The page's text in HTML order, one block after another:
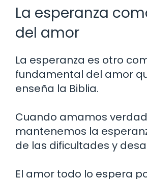
La esperanza
del amor
La esperanza es otro
fundamental del amor
enseña la Biblia.
Cuando amamos
mantenemos la
de las dificultades y
El amor todo lo espera